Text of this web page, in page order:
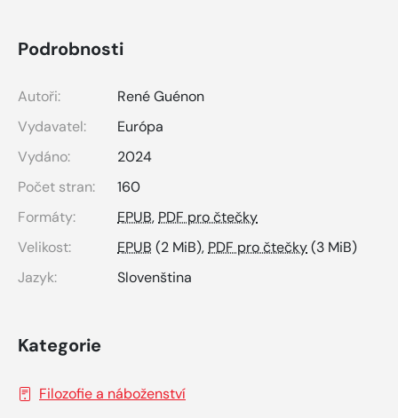
Podrobnosti
Autoři:
René Guénon
Vydavatel:
Európa
Vydáno:
2024
Počet stran:
160
Formáty:
EPUB,PDF pro čtečky
Velikost:
EPUB (2 MiB),PDF pro čtečky(3 MiB)
Jazyk:
Slovenština
Kategorie
Filozofie a náboženství